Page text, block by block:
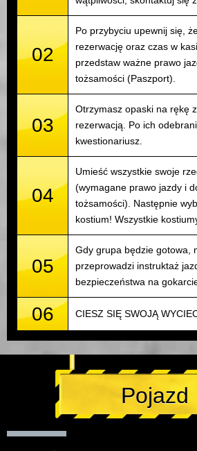
02
Po przybyciu upewnij się,
rezerwację oraz czas w
przedstaw ważne prawo
tożsamości (Paszport).
03
Otrzymasz opaski na rękę
rezerwacją. Po ich
kwestionariusz.
04
Umieść wszystkie swoje
(wymagane prawo jazdy i
tożsamości). Następnie
kostium! Wszystkie
05
Gdy grupa będzie gotowa,
przeprowadzi instruktaż
bezpieczeństwa na
06 CIESZ SIĘ SWOJĄ
Pojazd